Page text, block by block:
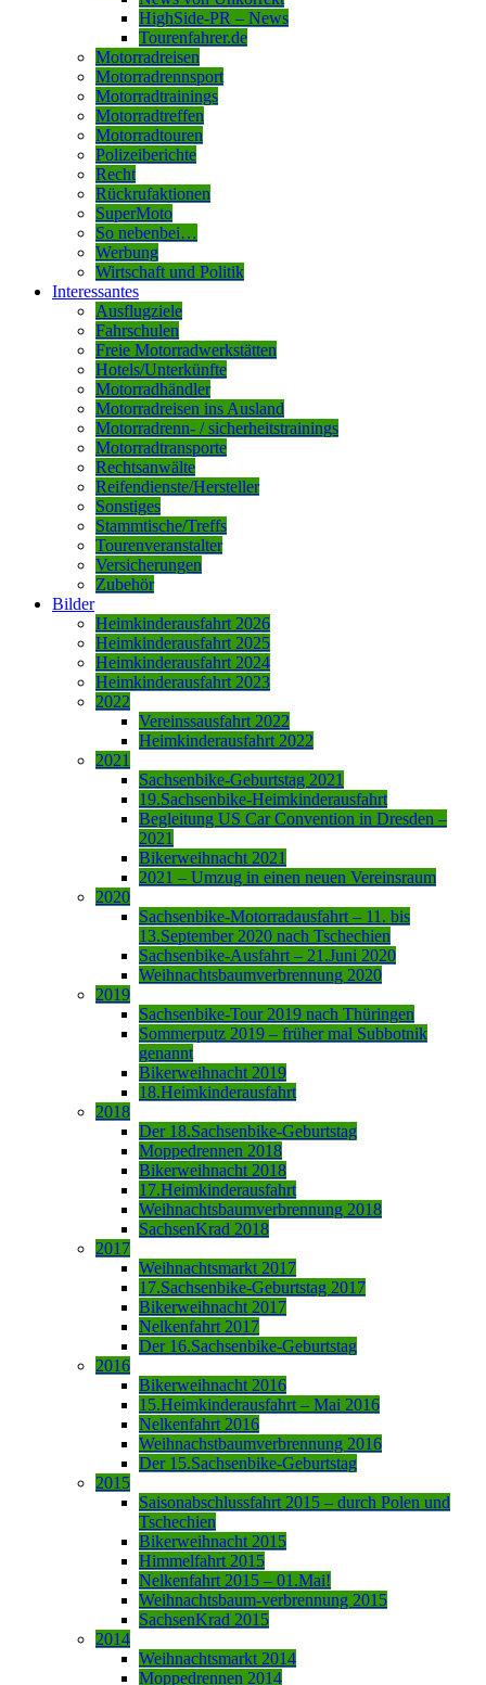
HighSide-PR – News
Tourenfahrer.de
Motorradreisen
Motorradrennsport
Motorradtrainings
Motorradtreffen
Motorradtouren
Polizeiberichte
Recht
Rückrufaktionen
SuperMoto
So nebenbei…
Werbung
Wirtschaft und Politik
Interessantes
Ausflugziele
Fahrschulen
Freie Motorradwerkstätten
Hotels/Unterkünfte
Motorradhändler
Motorradreisen ins Ausland
Motorradrenn- / sicherheitstrainings
Motorradtransporte
Rechtsanwälte
Reifendienste/Hersteller
Sonstiges
Stammtische/Treffs
Tourenveranstalter
Versicherungen
Zubehör
Bilder
Heimkinderausfahrt 2026
Heimkinderausfahrt 2025
Heimkinderausfahrt 2024
Heimkinderausfahrt 2023
2022
Vereinssausfahrt 2022
Heimkinderausfahrt 2022
2021
Sachsenbike-Geburtstag 2021
19.Sachsenbike-Heimkinderausfahrt
Begleitung US Car Convention in Dresden –
2021
Bikerweihnacht 2021
2021 – Umzug in einen neuen Vereinsraum
2020
Sachsenbike-Motorradausfahrt – 11. bis
13.September 2020 nach Tschechien
Sachsenbike-Ausfahrt – 21.Juni 2020
Weihnachtsbaumverbrennung 2020
2019
Sachsenbike-Tour 2019 nach Thüringen
Sommerputz 2019 – früher mal Subbotnik
genannt
Bikerweihnacht 2019
18.Heimkinderausfahrt
2018
Der 18.Sachsenbike-Geburtstag
Moppedrennen 2018
Bikerweihnacht 2018
17.Heimkinderausfahrt
Weihnachtsbaumverbrennung 2018
SachsenKrad 2018
2017
Weihnachtsmarkt 2017
17.Sachsenbike-Geburtstag 2017
Bikerweihnacht 2017
Nelkenfahrt 2017
Der 16.Sachsenbike-Geburtstag
2016
Bikerweihnacht 2016
15.Heimkinderausfahrt – Mai 2016
Nelkenfahrt 2016
Weihnachstbaumverbrennung 2016
Der 15.Sachsenbike-Geburtstag
2015
Saisonabschlussfahrt 2015 – durch Polen und
Tschechien
Bikerweihnacht 2015
Himmelfahrt 2015
Nelkenfahrt 2015 – 01.Mai!
Weihnachtsbaum-verbrennung 2015
SachsenKrad 2015
2014
Weihnachtsmarkt 2014
Moppedrennen 2014